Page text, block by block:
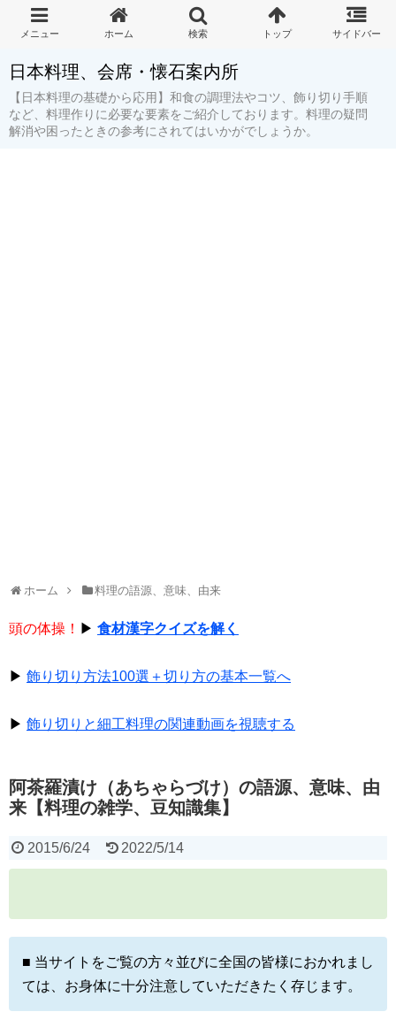
日本料理、会席・懐石案内所
【日本料理の基礎から応用】和食の調理法やコツ、飾り切り手順
など、料理作りに必要な要素をご紹介しております。料理の疑問
解消や困ったときの参考にされてはいかがでしょうか。
ホーム 料理の語源、意味、由来
頭の体操！ ▶ 食材漢字クイズを解く
▶ 飾り切り方法100選＋切り方の基本一覧へ
▶ 飾り切りと細工料理の関連動画を視聴する
阿茶羅漬け（あちゃらづけ）の語源、意味、由
来【料理の雑学、豆知識集】
2015/6/24 2022/5/14
■ 当サイトをご覧の方々並びに全国の皆様におかれまし
ては、お身体に十分注意していただきたく存じます。